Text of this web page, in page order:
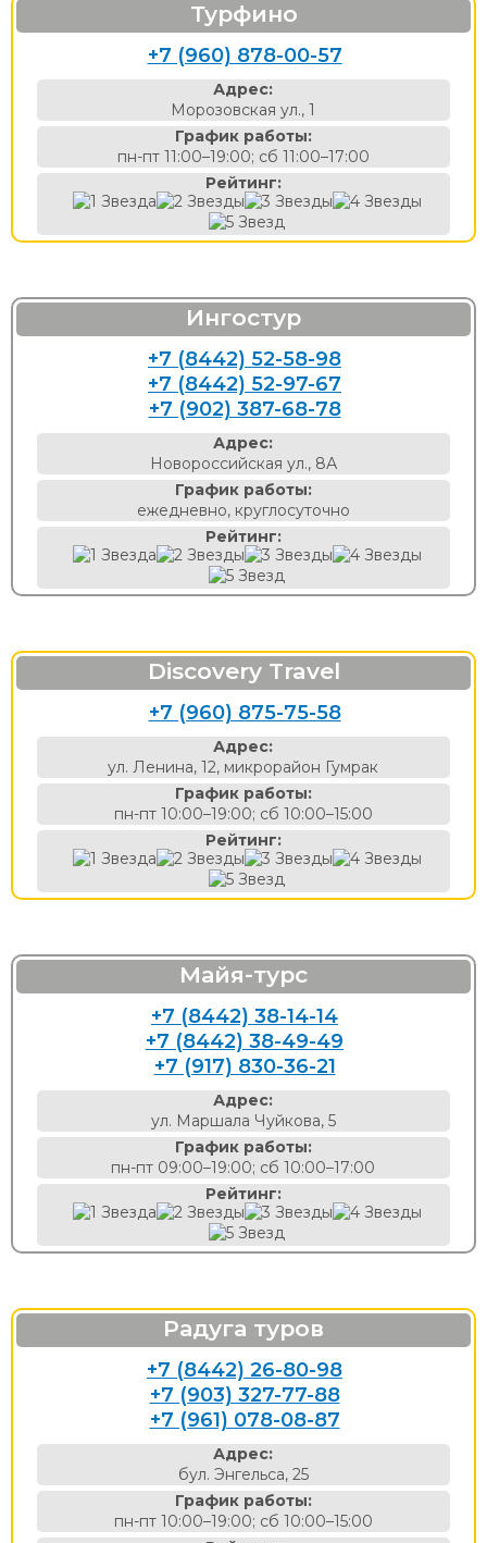
Турфино
+7 (960) 878-00-57
Адрес:
Морозовская ул., 1
График работы:
пн-пт 11:00–19:00; сб 11:00–17:00
Рейтинг:
Ингостур
+7 (8442) 52-58-98
+7 (8442) 52-97-67
+7 (902) 387-68-78
Адрес:
Новороссийская ул., 8А
График работы:
ежедневно, круглосуточно
Рейтинг:
Discovery Travel
+7 (960) 875-75-58
Адрес:
ул. Ленина, 12, микрорайон Гумрак
График работы:
пн-пт 10:00–19:00; сб 10:00–15:00
Рейтинг:
Майя-турс
+7 (8442) 38-14-14
+7 (8442) 38-49-49
+7 (917) 830-36-21
Адрес:
ул. Маршала Чуйкова, 5
График работы:
пн-пт 09:00–19:00; сб 10:00–17:00
Рейтинг:
Радуга туров
+7 (8442) 26-80-98
+7 (903) 327-77-88
+7 (961) 078-08-87
Адрес:
бул. Энгельса, 25
График работы:
пн-пт 10:00–19:00; сб 10:00–15:00